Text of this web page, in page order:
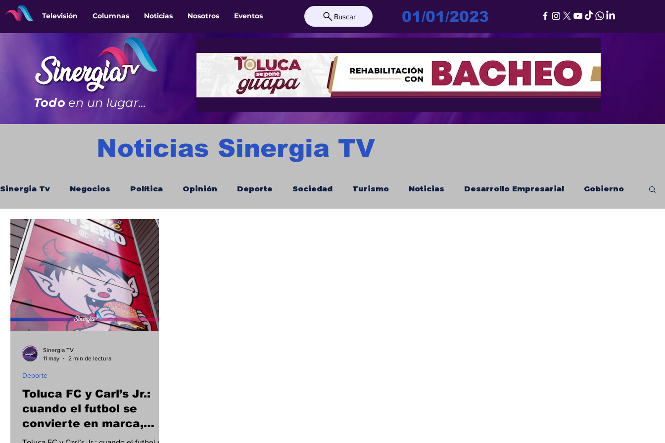
Televisión Columnas Noticias Nosotros Eventos Buscar 01/01/2023
Todo en un lugar...
Noticias Sinergia TV
Sinergia Tv Negocios Política Opinión Deporte Sociedad Turismo Noticias Desarrollo Empresarial Gobierno
Municipios Cultura Internacional
Toluca FC y Carl’s Jr.:
cuando el futbol se
convierte en marca,
identidad y motor
Deporte
Sinergia TV
11 may
2 min de lectura